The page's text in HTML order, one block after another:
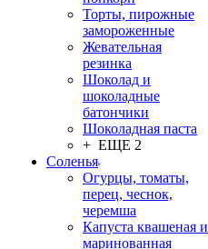
Торты, пирожные
замороженные
Жевательная
резинка
Шоколад и
шоколадные
батончики
Шоколадная паста
+ ЕЩЕ 2
Соленья
Огурцы, томаты,
перец, чеснок,
черемша
Капуста квашеная и
маринованная